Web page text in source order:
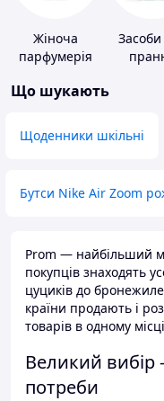
Жіноча
парфумерія
Засоби
Що шукають
Щоденники шкільні
Бутси Nike Air Zoom
Prom — найбільший
покупців знаходять
цуциків до
країни продають і
товарів в одному
Великий вибір
потреби